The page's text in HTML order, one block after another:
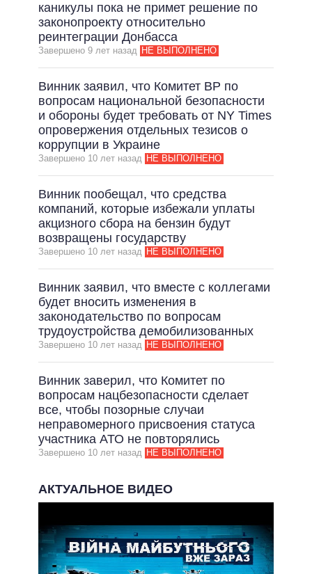
каникулы пока не примет решение по
законопроекту относительно
реинтеграции Донбасса
Завершено 9 лет назад НЕ ВЫПОЛНЕНО
Винник заявил, что Комитет ВР по
вопросам национальной безопасности
и обороны будет требовать от NY Times
опровержения отдельных тезисов о
коррупции в Украине
Завершено 10 лет назад НЕ ВЫПОЛНЕНО
Винник пообещал, что средства
компаний, которые избежали уплаты
акцизного сбора на бензин будут
возвращены государству
Завершено 10 лет назад НЕ ВЫПОЛНЕНО
Винник заявил, что вместе с коллегами
будет вносить изменения в
законодательство по вопросам
трудоустройства демобилизованных
Завершено 10 лет назад НЕ ВЫПОЛНЕНО
Винник заверил, что Комитет по
вопросам нацбезопасности сделает
все, чтобы позорные случаи
неправомерного присвоения статуса
участника АТО не повторялись
Завершено 10 лет назад НЕ ВЫПОЛНЕНО
АКТУАЛЬНОЕ ВИДЕО